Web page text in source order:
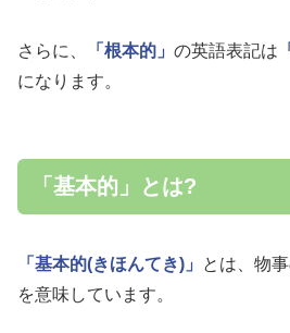
さらに、 「根本的」 の英語表記は
になります。
「基本的」とは?
「基本的(きほんてき)」
とは、物
を意味しています。